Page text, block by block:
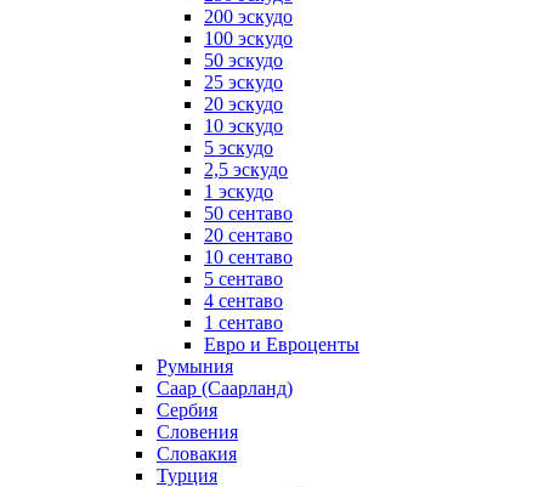
200 эскудо
100 эскудо
50 эскудо
25 эскудо
20 эскудо
10 эскудо
5 эскудо
2,5 эскудо
1 эскудо
50 сентаво
20 сентаво
10 сентаво
5 сентаво
4 сентаво
1 сентаво
Евро и Евроценты
Румыния
Саар (Саарланд)
Сербия
Словения
Словакия
Турция